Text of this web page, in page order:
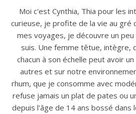
Moi c'est Cynthia, Thia pour les
curieuse, je profite de la vie au gré
mes voyages, je découvre un
suis. Une femme têtue, intègre,
chacun à son échelle peut avoir
autres et sur notre
rhum, que je consomme avec
refuse jamais un plat de pates ou
depuis l'âge de 14 ans bossé dans